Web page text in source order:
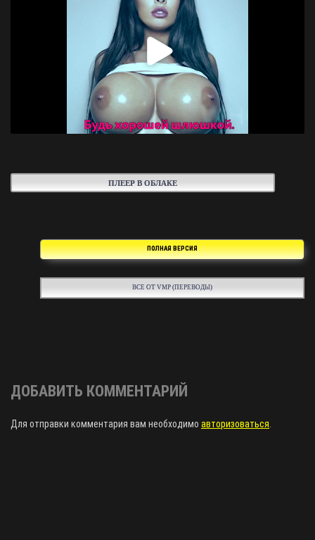
ПЛЕЕР В ОБЛАКЕ
ПОЛНАЯ ВЕРСИЯ
ВСЕ ОТ VMP (ПЕРЕВОДЫ)
ДОБАВИТЬ КОММЕНТАРИЙ
Для отправки комментария вам необходимо авторизоваться